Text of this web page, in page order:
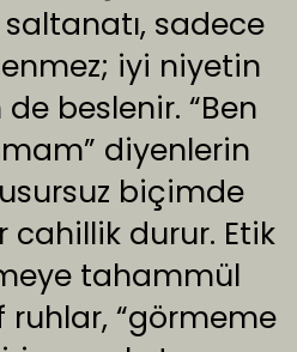
saltanatı, sadece
iyi niyetin
beslenir. “Ben
diyenlerin
biçimde
durur. Etik
tahammül
ruhlar, “görmeme